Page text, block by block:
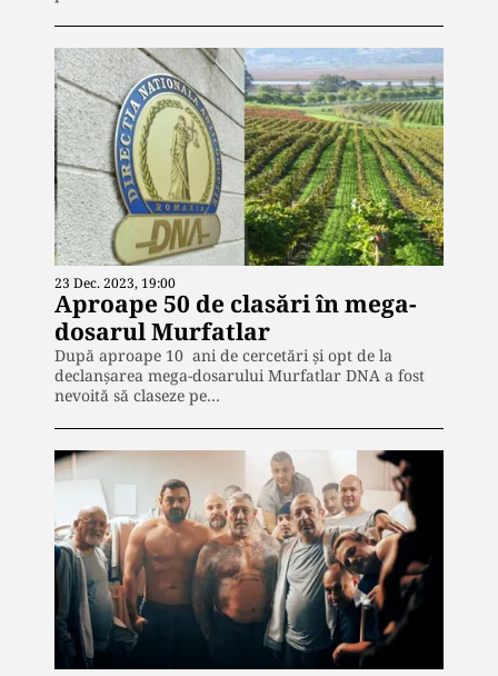
23 Dec. 2023, 19:00
Aproape 50 de clasări în mega-
dosarul Murfatlar
După aproape 10 ani de cercetări și opt de la
declanșarea mega-dosarului Murfatlar DNA a fost
nevoită să claseze pe…